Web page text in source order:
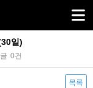
일)
0건
목록